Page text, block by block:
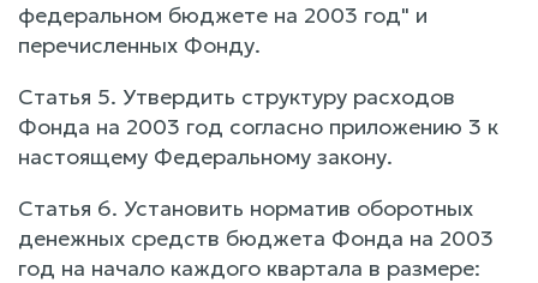
федеральном бюджете на 2003 год" и
перечисленных Фонду.
Статья 5. Утвердить структуру расходов
Фонда на 2003 год согласно приложению 3 к
настоящему Федеральному закону.
Статья 6. Установить норматив оборотных
денежных средств бюджета Фонда на 2003
год на начало каждого квартала в размере: